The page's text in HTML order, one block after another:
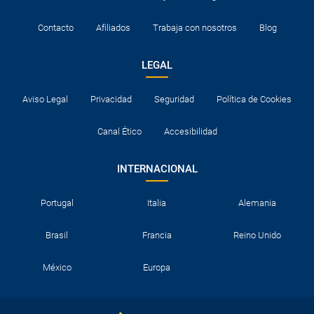
¿Cuántas veces debo imprimir el bono de los
Contacto Afiliados Trabaja con nosotros Blog
LEGAL
Aviso Legal Privacidad Seguridad Política de Cookies
Canal Ético Accesibilidad
INTERNACIONAL
Portugal Italia Alemania
Brasil Francia Reino Unido
México Europa